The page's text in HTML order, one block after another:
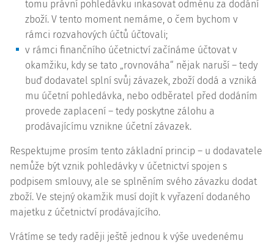
tomu právní pohledávku inkasovat odměnu za dodání
zboží. V tento moment nemáme, o čem bychom v
rámci rozvahových účtů účtovali;
v rámci finančního účetnictví začínáme účtovat v
okamžiku, kdy se tato „rovnováha“ nějak naruší – tedy
buď dodavatel splní svůj závazek, zboží dodá a vzniká
mu účetní pohledávka, nebo odběratel před dodáním
provede zaplacení – tedy poskytne zálohu a
prodávajícímu vznikne účetní závazek.
Respektujme prosím tento základní princip – u dodavatele
nemůže být vznik pohledávky v účetnictví spojen s
podpisem smlouvy, ale se splněním svého závazku dodat
zboží. Ve stejný okamžik musí dojít k vyřazení dodaného
majetku z účetnictví prodávajícího.
Vrátíme se tedy raději ještě jednou k výše uvedenému